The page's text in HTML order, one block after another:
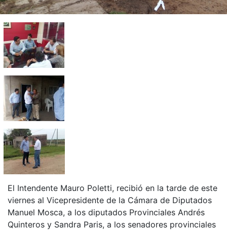
El Intendente Mauro Poletti, recibió en la tarde de este
viernes al Vicepresidente de la Cámara de Diputados
Manuel Mosca, a los diputados Provinciales Andrés
Quinteros y Sandra Paris, a los senadores provinciales